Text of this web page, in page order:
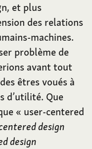
et plus
des relations
machines.
problème de
avant tout
êtres voués à
d’utilité. Que
« user-centered
design
design